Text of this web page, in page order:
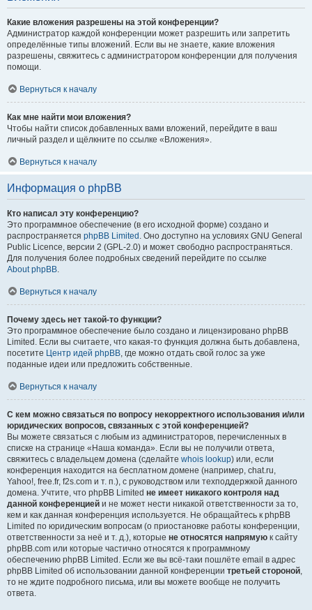
Какие вложения разрешены на этой конференции?
Администратор каждой конференции может разрешить или запретить
определённые типы вложений. Если вы не знаете, какие вложения
разрешены, свяжитесь с администратором конференции для получения
помощи.
Вернуться к началу
Как мне найти мои вложения?
Чтобы найти список добавленных вами вложений, перейдите в ваш
личный раздел и щёлкните по ссылке «Вложения».
Вернуться к началу
Информация о phpBB
Кто написал эту конференцию?
Это программное обеспечение (в его исходной форме) создано и
распространяется phpBB Limited . Оно доступно на условиях GNU General
Public Licence, версии 2 (GPL-2.0) и может свободно распространяться.
Для получения более подробных сведений перейдите по ссылке
About phpBB.
Вернуться к началу
Почему здесь нет такой-то функции?
Это программное обеспечение было создано и лицензировано phpBB
Limited. Если вы считаете, что какая-то функция должна быть добавлена,
посетите Центр идей phpBB, где можно отдать свой голос за уже
поданные идеи или предложить собственные.
Вернуться к началу
С кем можно связаться по вопросу некорректного использования и/или
юридических вопросов, связанных с этой конференцией?
Вы можете связаться с любым из администраторов, перечисленных в
списке на странице «Наша команда». Если вы не получили ответа,
свяжитесь с владельцем домена (сделайте whois lookup) или, если
конференция находится на бесплатном домене (например, chat.ru,
Yahoo!, free.fr, f2s.com и т. п.), с руководством или техподдержкой данного
домена. Учтите, что phpBB Limited не имеет никакого контроля над
данной конференцией и не может нести никакой ответственности за то,
кем и как данная конференция используется. Не обращайтесь к phpBB
Limited по юридическим вопросам (о приостановке работы конференции,
ответственности за неё и т. д.), которые не относятся напрямую к сайту
phpBB.com или которые частично относятся к программному
обеспечению phpBB Limited. Если же вы всё-таки пошлёте email в адрес
phpBB Limited об использовании данной конференции третьей стороной,
то не ждите подробного письма, или вы можете вообще не получить
ответа.